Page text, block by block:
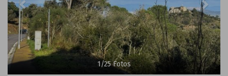
1/25Fotos